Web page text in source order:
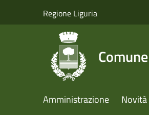
Regione Liguria
Amministrazione Novità